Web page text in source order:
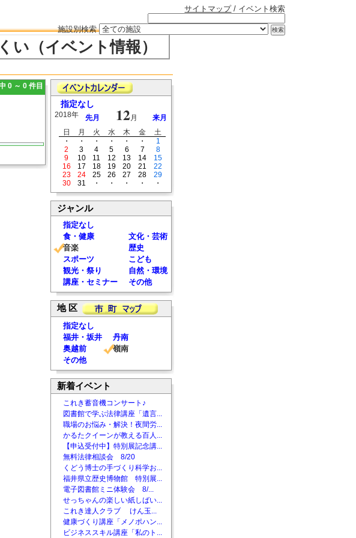
サイトマップ/ イベント検索
施設別検索
い（イベント情報）
0 ～ 0 件目
指定なし
2018年 先月 12月
来月
日
月 火 水 木 金
土
・
・ ・ ・ ・ ・
1
2
3 4 5 6 7
8
9
10 11 12 13 14
15
16
17 18 19 20 21
22
23
24 25 26 27 28
29
30
31 ・ ・ ・ ・ ・
ジャンル
指定なし
食・健康
文化・芸術
音楽
歴史
スポーツ
こども
観光・祭り
自然・環境
講座・セミナー
その他
地 区
指定なし
福井・坂井
丹南
奥越前
嶺南
その他
新着イベント
これき蓄音機コンサート♪
図書館で学ぶ法律講座「遺言...
職場のお悩み・解決！夜間労...
かるたクイーンが教える百人...
【申込受付中】特別展記念講...
無料法律相談会 8/20
くどう博士の手づくり科学お...
福井県立歴史博物館 特別展...
電子図書館ミニ体験会 8/...
せっちゃんの楽しい紙しばい...
これき達人クラブ けん玉...
健康づくり講座「メノポハン...
ビジネススキル講座「私のト...